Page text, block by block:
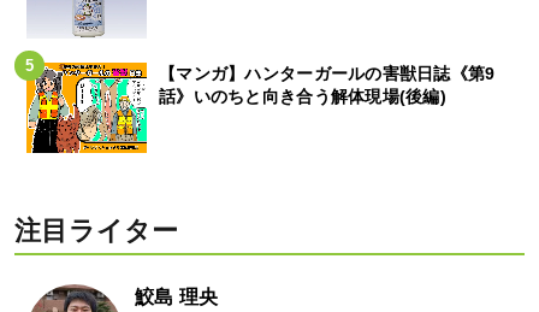
【マンガ】ハンターガールの害獣日誌《第9
話》いのちと向き合う解体現場(後編)
注目ライター
鮫島 理央